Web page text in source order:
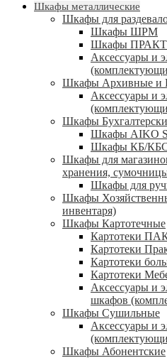
Шкафы металлические
Шкафы для
Шкафы ШРМ
Шкафы
Аксессуары и
Шкафы Архивные и
Аксессуары и
Шкафы
Шкафы AIKO
Шкафы КБ/
Шкафы для
хранения,
Шкафы для
Шкафы
инвентаря)
Шкафы Картотечные
Картотеки
Картотеки
Картотеки
Картотеки
Аксессуары и
шкафов
Шкафы Сушильные
Аксессуары и
Шкафы Абонентские